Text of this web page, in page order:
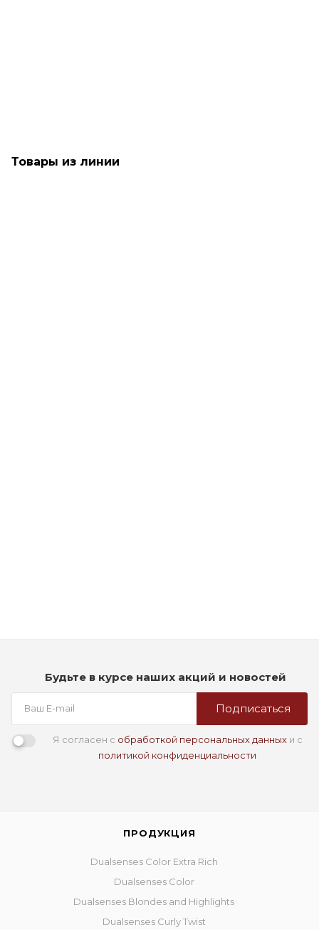
Товары из линии
Будьте в курсе наших акций и новостей
Подписаться
Я согласен с обработкой персональных данныхи с
политикой конфиденциальности
ПРОДУКЦИЯ
Dualsenses Color Extra Rich
Dualsenses Color
Dualsenses Blondes and Highlights
Dualsenses Curly Twist